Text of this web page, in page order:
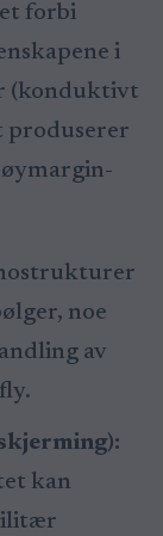
forbi
i
(konduktivt
produserer
noe
av
kan